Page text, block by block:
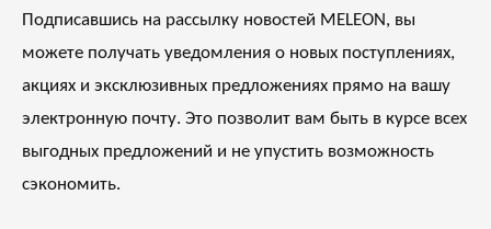
Подписавшись на рассылку новостей MELEON, вы
можете получать уведомления о новых поступлениях,
акциях и эксклюзивных предложениях прямо на вашу
электронную почту. Это позволит вам быть в курсе всех
выгодных предложений и не упустить возможность
сэкономить.